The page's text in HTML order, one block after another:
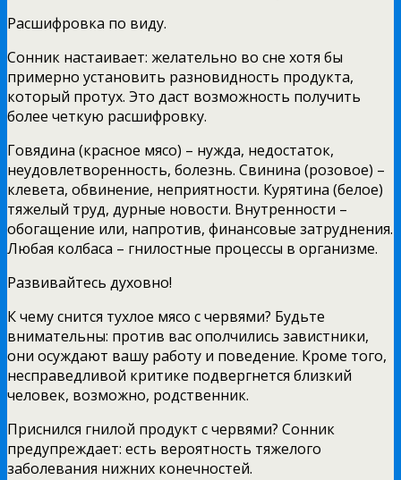
Расшифровка по виду.
Сонник настаивает: желательно во сне хотя бы
примерно установить разновидность продукта,
который протух. Это даст возможность получить
более четкую расшифровку.
Говядина (красное мясо) – нужда, недостаток,
неудовлетворенность, болезнь. Свинина (розовое) –
клевета, обвинение, неприятности. Курятина (белое)
тяжелый труд, дурные новости. Внутренности –
обогащение или, напротив, финансовые затруднения.
Любая колбаса – гнилостные процессы в организме.
Развивайтесь духовно!
К чему снится тухлое мясо с червями? Будьте
внимательны: против вас ополчились завистники,
они осуждают вашу работу и поведение. Кроме того,
несправедливой критике подвергнется близкий
человек, возможно, родственник.
Приснился гнилой продукт с червями? Сонник
предупреждает: есть вероятность тяжелого
заболевания нижних конечностей.